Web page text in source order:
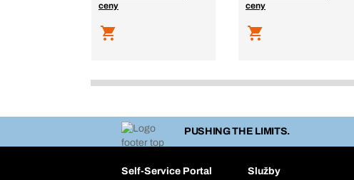
ceny
ceny
PUSHING THE LIMITS.
Self-Service Portal Služby